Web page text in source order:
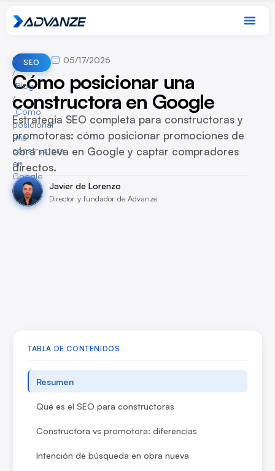
SEO 05/17/2026
Cómo posicionar una
constructora en Google
Estrategia SEO completa para constructoras y
promotoras: cómo posicionar promociones de
obra nueva en Google y captar compradores
directos.
Javier de Lorenzo
Director y fundador de Advanze
Inicio
/
Blog
/
Cómo
posicionar
una
constructora
en
Google
TABLA DE CONTENIDOS
Resumen
Qué es el SEO para constructoras
Constructora vs promotora: diferencias
Intención de búsqueda en obra nueva